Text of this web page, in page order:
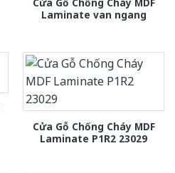
Laminate van ngang
Cửa Gỗ Chống Cháy MDF
Laminate P1R2 23029